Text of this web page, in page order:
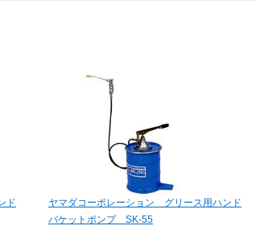
ド
ヤマダコーポレーション グリース用ハンド
バケットポンプ SK-55